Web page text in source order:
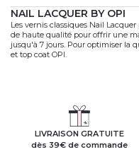
NAIL LACQUER BY OPI
Les vernis classiques Nail
de haute qualité pour offrir une
jusqu'à 7 jours. Pour optimiser la
et top coat OPI.
LIVRAISON GRATUITE
dès 39€ de commande